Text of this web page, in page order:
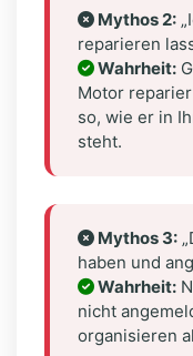
Mythos 2:
reparieren
Wahrheit:
Motor
so, wie er in
steht.
Mythos 3:
haben und
Wahrheit:
nicht
organisieren